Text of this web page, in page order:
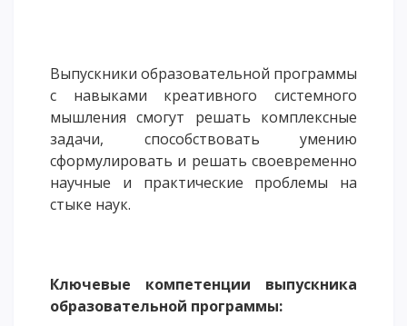
Выпускники образовательной программы
с навыками креативного системного
мышления смогут решать комплексные
задачи, способствовать умению
сформулировать и решать своевременно
научные и практические проблемы на
стыке наук.
Ключевые компетенции выпускника
образовательной программы: